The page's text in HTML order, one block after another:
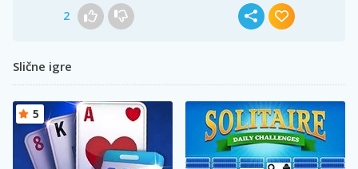
2
Slične igre
5